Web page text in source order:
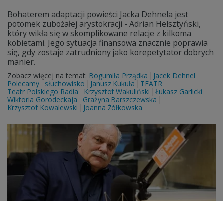
Bohaterem adaptacji powieści Jacka Dehnela jest
potomek zubożałej arystokracji - Adrian Helsztyński,
który wikła się w skomplikowane relacje z kilkoma
kobietami. Jego sytuacja finansowa znacznie poprawia
się, gdy zostaje zatrudniony jako korepetytator dobrych
manier.
Zobacz więcej na temat: Bogumiła Prządka
Jacek Dehnel
Polecamy
słuchowisko Janusz Kukuła
TEATR
Teatr Polskiego Radia
Krzysztof Wakuliński
Łukasz Garlicki
Wiktoria Gorodeckaja
Grażyna Barszczewska
Krzysztof Kowalewski
Joanna Żółkowska